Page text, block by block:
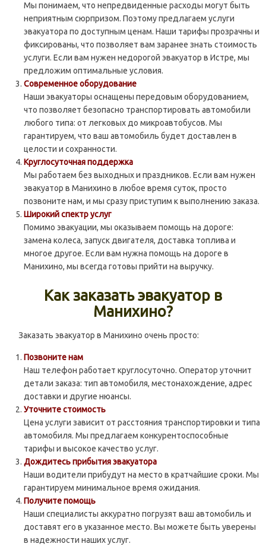
Мы понимаем, что непредвиденные расходы могут быть
неприятным сюрпризом. Поэтому предлагаем услуги
эвакуатора по доступным ценам. Наши тарифы прозрачны и
фиксированы, что позволяет вам заранее знать стоимость
услуги. Если вам нужен недорогой эвакуатор в Истре, мы
предложим оптимальные условия.
Современное оборудование
Наши эвакуаторы оснащены передовым оборудованием,
что позволяет безопасно транспортировать автомобили
любого типа: от легковых до микроавтобусов. Мы
гарантируем, что ваш автомобиль будет доставлен в
целости и сохранности.
Круглосуточная поддержка
Мы работаем без выходных и праздников. Если вам нужен
эвакуатор в Манихино в любое время суток, просто
позвоните нам, и мы сразу приступим к выполнению заказа.
Широкий спектр услуг
Помимо эвакуации, мы оказываем помощь на дороге:
замена колеса, запуск двигателя, доставка топлива и
многое другое. Если вам нужна помощь на дороге в
Манихино, мы всегда готовы прийти на выручку.
Как заказать эвакуатор в
Манихино?
Заказать эвакуатор в Манихино очень просто:
Позвоните нам
Наш телефон работает круглосуточно. Оператор уточнит
детали заказа: тип автомобиля, местонахождение, адрес
доставки и другие нюансы.
Уточните стоимость
Цена услуги зависит от расстояния транспортировки и типа
автомобиля. Мы предлагаем конкурентоспособные
тарифы и высокое качество услуг.
Дождитесь прибытия эвакуатора
Наши водители прибудут на место в кратчайшие сроки. Мы
гарантируем минимальное время ожидания.
Получите помощь
Наши специалисты аккуратно погрузят ваш автомобиль и
доставят его в указанное место. Вы можете быть уверены
в надежности наших услуг.